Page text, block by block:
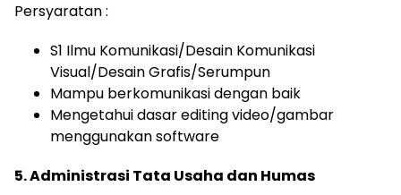
Persyaratan :
S1 Ilmu Komunikasi/Desain Komunikasi
Visual/Desain Grafis/Serumpun
Mampu berkomunikasi dengan baik
Mengetahui dasar editing video/gambar
menggunakan software
5. Administrasi Tata Usaha dan Humas